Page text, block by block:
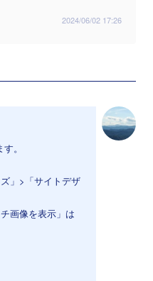
2024/06/02 17:26
。
」>「サイトデザ
画像を表示」は